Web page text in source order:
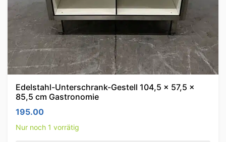
Edelstahl-Unterschrank-Gestell 104,5 x 57,5 x
85,5 cm Gastronomie
195.00
Nur noch 1 vorrätig